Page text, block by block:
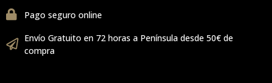
Pago seguro online
Envío Gratuito en 72 horas a Península desde 50€ de
compra